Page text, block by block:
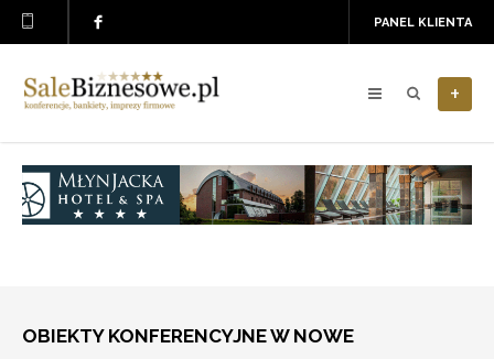
PANEL KLIENTA
+
OBIEKTY KONFERENCYJNE W NOWE